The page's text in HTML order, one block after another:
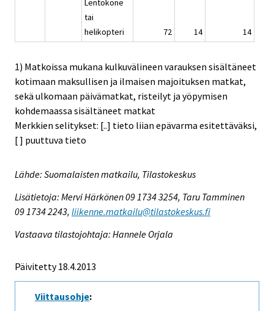
Lentokone
tai
helikopteri
72 14 14
1) Matkoissa mukana kulkuvälineen varauksen sisältäneet
kotimaan maksullisen ja ilmaisen majoituksen matkat,
sekä ulkomaan päivämatkat, risteilyt ja yöpymisen
kohdemaassa sisältäneet matkat
Merkkien selitykset: [..] tieto liian epävarma esitettäväksi,
[ ] puuttuva tieto
Lähde: Suomalaisten matkailu, Tilastokeskus
Lisätietoja: Mervi Härkönen 09 1734 3254, Taru Tamminen
09 1734 2243, liikenne.matkailu@tilastokeskus.fi
Vastaava tilastojohtaja: Hannele Orjala
Päivitetty 18.4.2013
Viittausohje: